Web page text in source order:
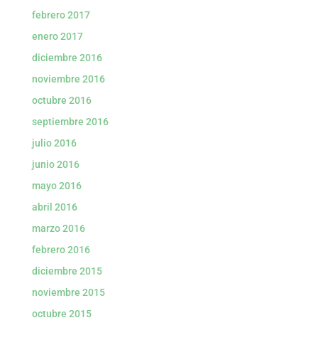
febrero 2017
enero 2017
diciembre 2016
noviembre 2016
octubre 2016
septiembre 2016
julio 2016
junio 2016
mayo 2016
abril 2016
marzo 2016
febrero 2016
diciembre 2015
noviembre 2015
octubre 2015